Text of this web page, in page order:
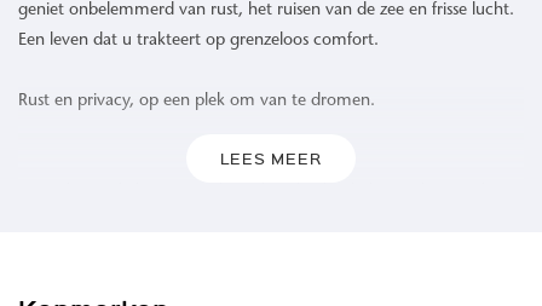
geniet onbelemmerd van rust, het ruisen van de zee en frisse lucht.
Een leven dat u trakteert op grenzeloos comfort.
Rust en privacy, op een plek om van te dromen.
LEES MEER